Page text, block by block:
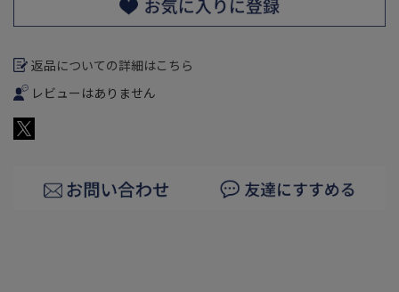
返品についての詳細はこちら
レビューはありません